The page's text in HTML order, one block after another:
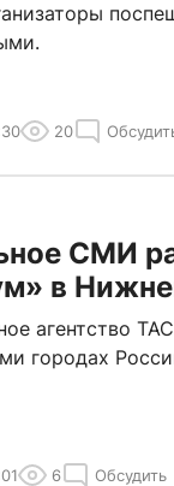
20
СМИ
в
агентство
городах
6 Обсудить